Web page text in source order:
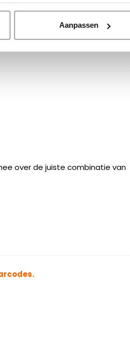
Aanpassen
over de juiste combinatie van